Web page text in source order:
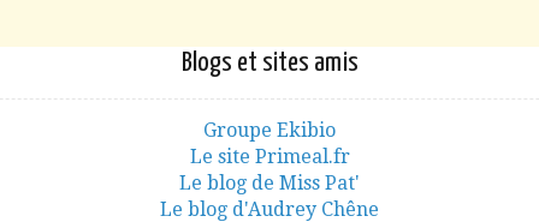
Blogs et sites amis
Groupe Ekibio
Le site Primeal.fr
Le blog de Miss Pat'
Le blog d'Audrey Chêne